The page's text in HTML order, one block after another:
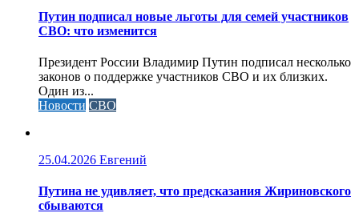
Путин подписал новые льготы для семей участников
СВО: что изменится
Президент России Владимир Путин подписал несколько
законов о поддержке участников СВО и их близких.
Один из...
Новости СВО
25.04.2026 Евгений
Путина не удивляет, что предсказания Жириновского
сбываются